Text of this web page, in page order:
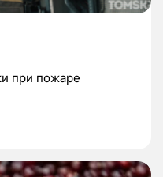
при пожаре